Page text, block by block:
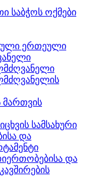
საბჭოს ოქმები
ერთეული
მართვის
სამსახური
და
და